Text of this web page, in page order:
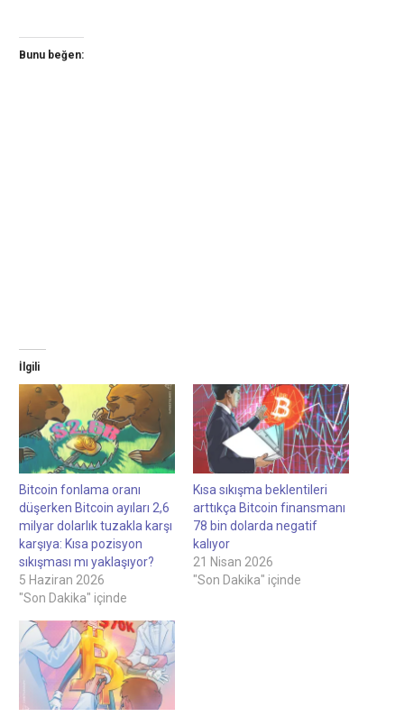
Bunu beğen:
İlgili
Bitcoin fonlama oranı
düşerken Bitcoin ayıları 2,6
milyar dolarlık tuzakla karşı
karşıya: Kısa pozisyon
sıkışması mı yaklaşıyor?
5 Haziran 2026
"Son Dakika" içinde
Kısa sıkışma beklentileri
arttıkça Bitcoin finansmanı
78 bin dolarda negatif
kalıyor
21 Nisan 2026
"Son Dakika" içinde